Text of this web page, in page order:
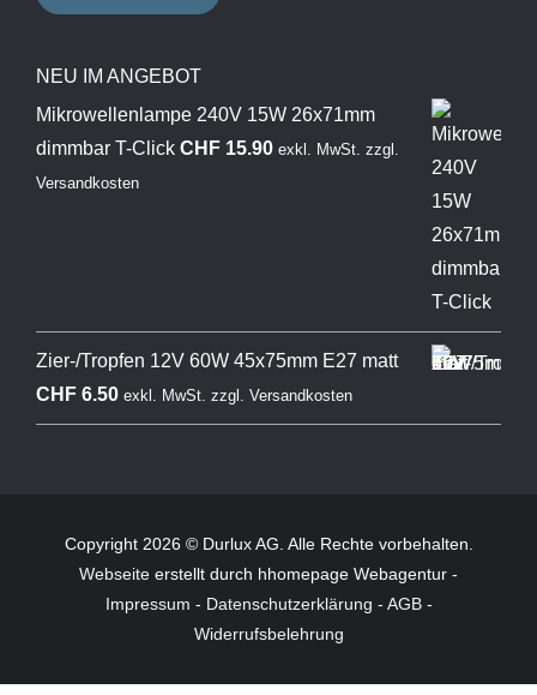
NEU IM ANGEBOT
Mikrowellenlampe 240V 15W 26x71mm
dimmbar T-Click CHF15.90 exkl. MwSt. zzgl.
Versandkosten
Zier-/Tropfen 12V 60W 45x75mm E27 matt
CHF6.50 exkl. MwSt. zzgl. Versandkosten
Copyright 2026 © Durlux AG. Alle Rechte vorbehalten.
Webseite erstellt durch hhomepage Webagentur -
Impressum - Datenschutzerklärung - AGB-
Widerrufsbelehrung